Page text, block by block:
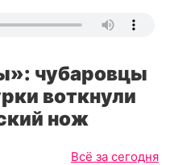
чубаровцы
воткнули
нож
Всё за сегодня